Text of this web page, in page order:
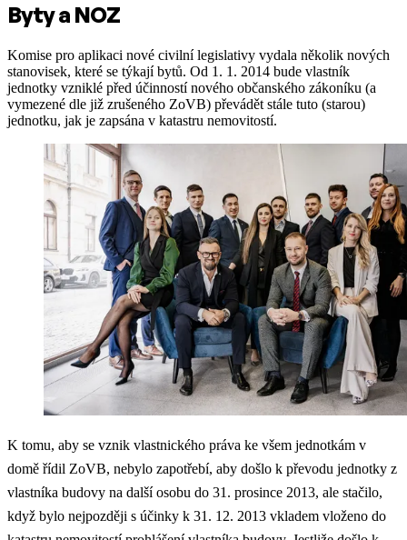
Byty a NOZ
Komise pro aplikaci nové civilní legislativy vydala několik nových
stanovisek, které se týkají bytů. Od 1. 1. 2014 bude vlastník
jednotky vzniklé před účinností nového občanského zákoníku (a
vymezené dle již zrušeného ZoVB) převádět stále tuto (starou)
jednotku, jak je zapsána v katastru nemovitostí.
K tomu, aby se vznik vlastnického práva ke všem jednotkám v
domě řídil ZoVB, nebylo zapotřebí, aby došlo k převodu jednotky z
vlastníka budovy na další osobu do 31. prosince 2013, ale stačilo,
když bylo nejpozději s účinky k 31. 12. 2013 vkladem vloženo do